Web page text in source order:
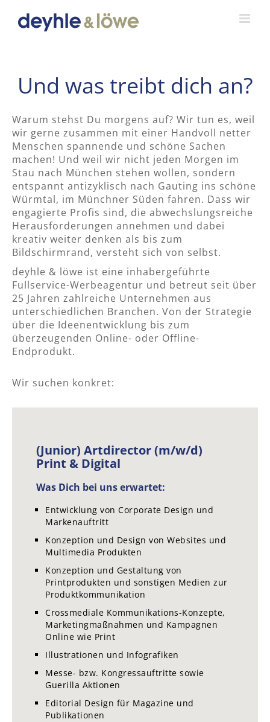
Inhalt
springen
Und was treibt dich an?
Warum stehst Du morgens auf? Wir tun es, weil
wir gerne zusammen mit einer Handvoll netter
Menschen spannende und schöne Sachen
machen! Und weil wir nicht jeden Morgen im
Stau nach München stehen wollen, sondern
entspannt antizyklisch nach Gauting ins schöne
Würmtal, im Münchner Süden fahren. Dass wir
engagierte Profis sind, die abwechslungsreiche
Herausforderungen annehmen und dabei
kreativ weiter denken als bis zum
Bildschirmrand, versteht sich von selbst.
deyhle & löwe ist eine inhabergeführte
Fullservice-Werbeagentur und betreut seit über
25 Jahren zahlreiche Unternehmen aus
unterschiedlichen Branchen. Von der Strategie
über die Ideenentwicklung bis zum
überzeugenden Online- oder Offline-
Endprodukt.
Wir suchen konkret:
(Junior) Artdirector (m/w/d)
Print & Digital
Was Dich bei uns erwartet:
Entwicklung von Corporate Design und
Markenauftritt
Konzeption und Design von Websites und
Multimedia Produkten
Konzeption und Gestaltung von
Printprodukten und sonstigen Medien zur
Produktkommunikation
Crossmediale Kommunikations-Konzepte,
Marketingmaßnahmen und Kampagnen
Online wie Print
Illustrationen und Infografiken
Messe- bzw. Kongressauftritte sowie
Guerilla Aktionen
Editorial Design für Magazine und
Publikationen